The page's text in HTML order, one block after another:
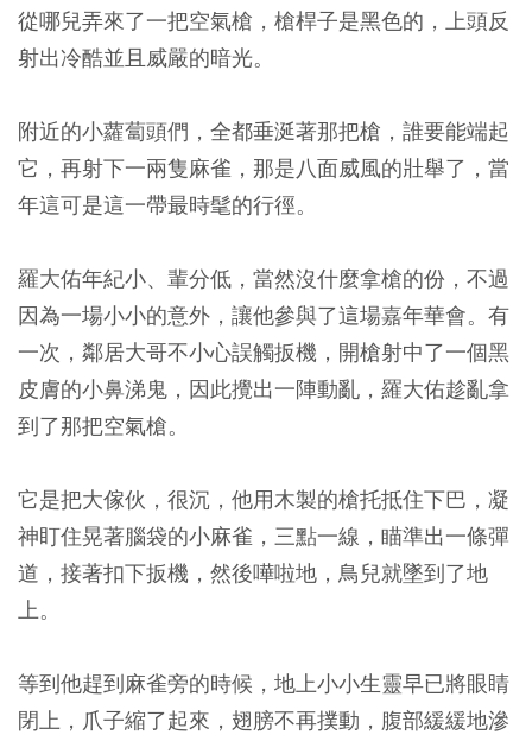
從哪兒弄來了一把空氣槍，槍桿子是黑色的，上頭反
射出冷酷並且威嚴的暗光。
附近的小蘿蔔頭們，全都垂涎著那把槍，誰要能端起
它，再射下一兩隻麻雀，那是八面威風的壯舉了，當
年這可是這一帶最時髦的行徑。
羅大佑年紀小、輩分低，當然沒什麼拿槍的份，不過
因為一場小小的意外，讓他參與了這場嘉年華會。有
一次，鄰居大哥不小心誤觸扳機，開槍射中了一個黑
皮膚的小鼻涕鬼，因此攪出一陣動亂，羅大佑趁亂拿
到了那把空氣槍。
它是把大傢伙，很沉，他用木製的槍托抵住下巴，凝
神盯住晃著腦袋的小麻雀，三點一線，瞄準出一條彈
道，接著扣下扳機，然後嘩啦地，鳥兒就墜到了地
上。
等到他趕到麻雀旁的時候，地上小小生靈早已將眼睛
閉上，爪子縮了起來，翅膀不再撲動，腹部緩緩地滲